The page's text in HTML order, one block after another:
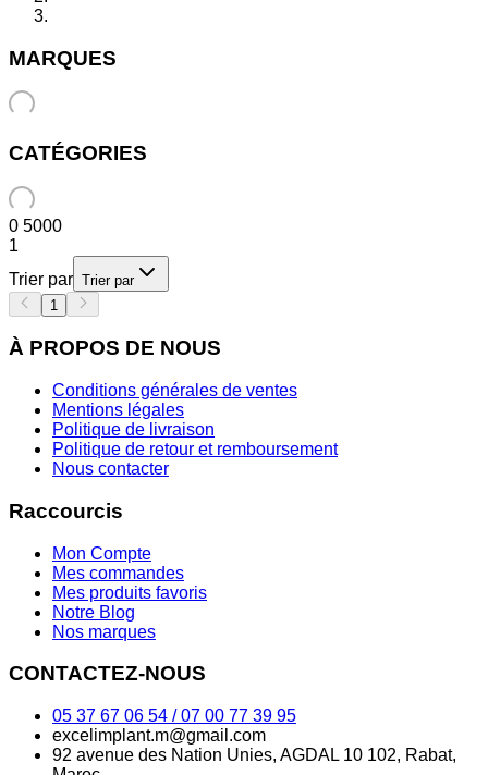
MARQUES
CATÉGORIES
0 5000
1
Trier par Trier par
1
À PROPOS DE NOUS
Conditions générales de ventes
Mentions légales
Politique de livraison
Politique de retour et remboursement
Nous contacter
Raccourcis
Mon Compte
Mes commandes
Mes produits favoris
Notre Blog
Nos marques
CONTACTEZ-NOUS
05 37 67 06 54 / 07 00 77 39 95
excelimplant.m@gmail.com
92 avenue des Nation Unies, AGDAL 10 102, Rabat,